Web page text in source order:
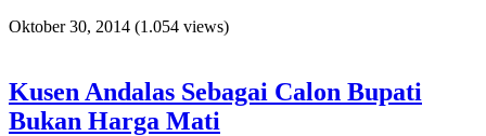
Oktober 30, 2014 (1.054 views)
Kusen Andalas Sebagai Calon Bupati
Bukan Harga Mati